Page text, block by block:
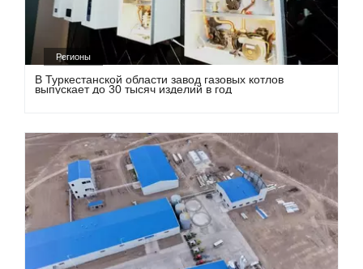
Регионы
В Туркестанской области завод газовых котлов
выпускает до 30 тысяч изделий в год